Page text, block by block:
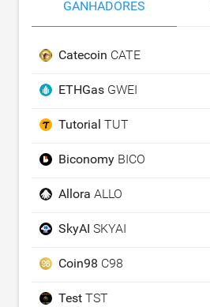
GANHADORES
Catecoin CATE
ETHGas GWEI
Tutorial TUT
Biconomy BICO
Allora ALLO
SkyAI SKYAI
Coin98 C98
Test TST